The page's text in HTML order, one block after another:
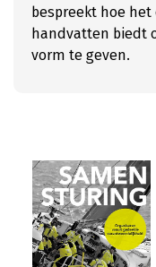
bespreekt hoe
handvatten biedt
vorm te geven.